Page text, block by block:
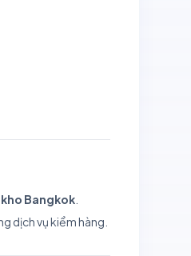
Bangkok
dịch vụ kiểm hàng.